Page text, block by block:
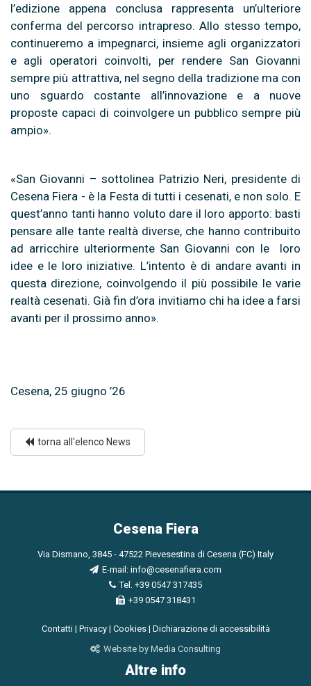
l’edizione appena conclusa rappresenta un’ulteriore
conferma del percorso intrapreso. Allo stesso tempo,
continueremo a impegnarci, insieme agli organizzatori
e agli operatori coinvolti, per rendere San Giovanni
sempre più attrattiva, nel segno della tradizione ma con
uno sguardo costante all’innovazione e a nuove
proposte capaci di coinvolgere un pubblico sempre più
ampio».
«San Giovanni – sottolinea Patrizio Neri, presidente di
Cesena Fiera - è la Festa di tutti i cesenati, e non solo. E
quest’anno tanti hanno voluto dare il loro apporto: basti
pensare alle tante realtà diverse, che hanno contribuito
ad arricchire ulteriormente San Giovanni con le loro
idee e le loro iniziative. L’intento è di andare avanti in
questa direzione, coinvolgendo il più possibile le varie
realtà cesenati. Già fin d’ora invitiamo chi ha idee a farsi
avanti per il prossimo anno».
Cesena, 25 giugno ’26
torna all'elenco News
Cesena Fiera
Via Dismano, 3845 - 47522 Pievesestina di Cesena (FC) Italy
E-mail: info@cesenafiera.com
Tel. +39 0547 317435
+39 0547 318431
Contatti| Privacy| Cookies| Dichiarazione di accessibilità
Website by Media Consulting
Altre info